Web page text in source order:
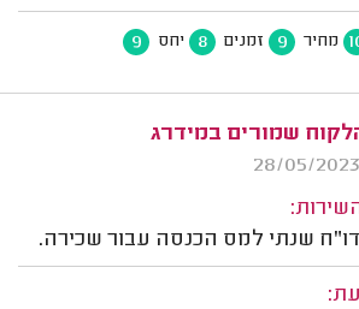
מחיר 9 זמנים 8 יחס 9
שמורים במידרג
שנתי למס הכנסה עבור שכירה.